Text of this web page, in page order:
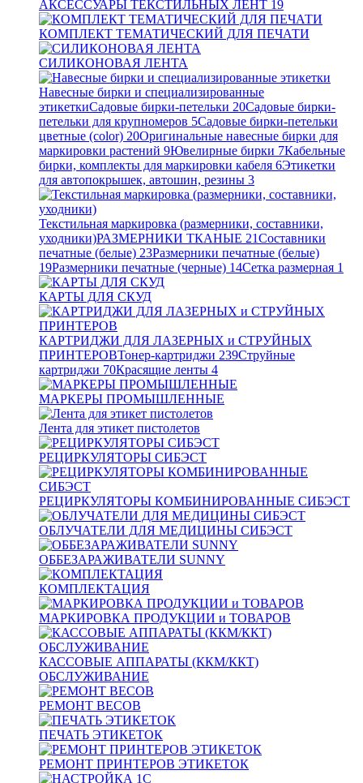
АКСЕССУАРЫ ТЕКСТИЛЬНЫХ ЛЕНТ 19
КОМПЛЕКТ ТЕМАТИЧЕСКИЙ ДЛЯ ПЕЧАТИ
СИЛИКОНОВАЯ ЛЕНТА
Навесные бирки и специализированные
этикеткиСадовые бирки-петельки 20Садовые бирки-
петельки для крупномеров 5Садовые бирки-петельки
цветные (color) 20Оригинальные навесные бирки для
маркировки растений 9Ювелирные бирки 7Кабельные
бирки, комплекты для маркировки кабеля 6Этикетки
для автопокрышек, автошин, резины 3
Текстильная маркировка (размерники, составники,
уходники)РАЗМЕРНИКИ ТКАНЫЕ 21Составники
печатные (белые) 23Размерники печатные (белые)
19Размерники печатные (черные) 14Сетка размерная 1
КАРТЫ ДЛЯ СКУД
КАРТРИДЖИ ДЛЯ ЛАЗЕРНЫХ и СТРУЙНЫХ
ПРИНТЕРОВТонер-картриджи 239Струйные
картриджи 70Красящие ленты 4
МАРКЕРЫ ПРОМЫШЛЕННЫЕ
Лента для этикет пистолетов
РЕЦИРКУЛЯТОРЫ СИБЭСТ
РЕЦИРКУЛЯТОРЫ КОМБИНИРОВАННЫЕ СИБЭСТ
ОБЛУЧАТЕЛИ ДЛЯ МЕДИЦИНЫ СИБЭСТ
ОББЕЗАРАЖИВАТЕЛИ SUNNY
КОМПЛЕКТАЦИЯ
МАРКИРОВКА ПРОДУКЦИИ и ТОВАРОВ
КАССОВЫЕ АППАРАТЫ (ККМ/ККТ)
ОБСЛУЖИВАНИЕ
РЕМОНТ ВЕСОВ
ПЕЧАТЬ ЭТИКЕТОК
РЕМОНТ ПРИНТЕРОВ ЭТИКЕТОК